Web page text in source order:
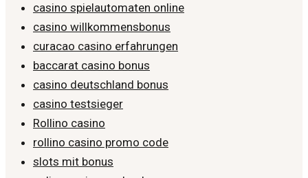
casino spielautomaten online
casino willkommensbonus
curacao casino erfahrungen
baccarat casino bonus
casino deutschland bonus
casino testsieger
Rollino casino
rollino casino promo code
slots mit bonus